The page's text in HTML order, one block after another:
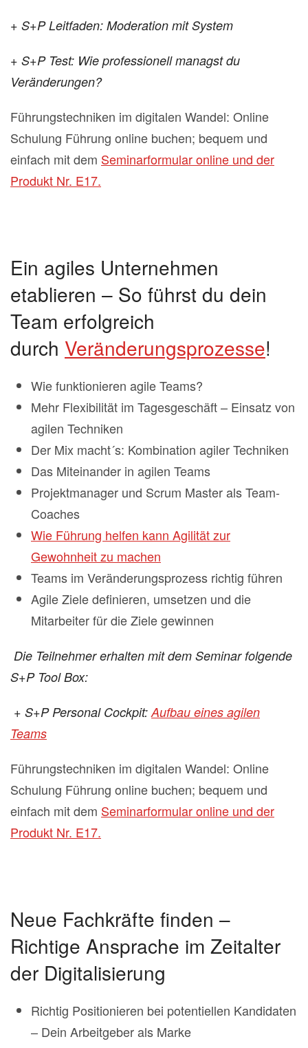
+ S+P Leitfaden: Moderation mit System
+ S+P Test: Wie professionell managst du
Veränderungen?
Führungstechniken im digitalen Wandel: Online
Schulung Führung online buchen; bequem und
einfach mit dem Seminarformular online und der
Produkt Nr. E17.
Ein agiles Unternehmen
etablieren – So führst du dein
Team erfolgreich
durch Veränderungsprozesse!
Wie funktionieren agile Teams?
Mehr Flexibilität im Tagesgeschäft – Einsatz von
agilen Techniken
Der Mix macht´s: Kombination agiler Techniken
Das Miteinander in agilen Teams
Projektmanager und Scrum Master als Team-
Coaches
Wie Führung helfen kann Agilität zur
Gewohnheit zu machen
Teams im Veränderungsprozess richtig führen
Agile Ziele definieren, umsetzen und die
Mitarbeiter für die Ziele gewinnen
Die Teilnehmer erhalten mit dem Seminar folgende
S+P Tool Box:
+ S+P Personal Cockpit:Aufbau eines agilen
Teams
Führungstechniken im digitalen Wandel: Online
Schulung Führung online buchen; bequem und
einfach mit dem Seminarformular online und der
Produkt Nr. E17.
Neue Fachkräfte finden –
Richtige Ansprache im Zeitalter
der Digitalisierung
Richtig Positionieren bei potentiellen Kandidaten
– Dein Arbeitgeber als Marke